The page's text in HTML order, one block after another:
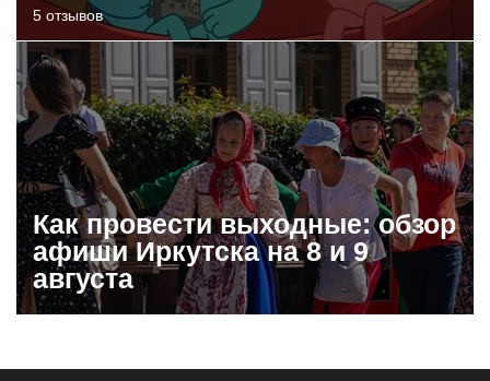
5 отзывов
Как провести выходные: обзор
афиши Иркутска на 8 и 9
августа